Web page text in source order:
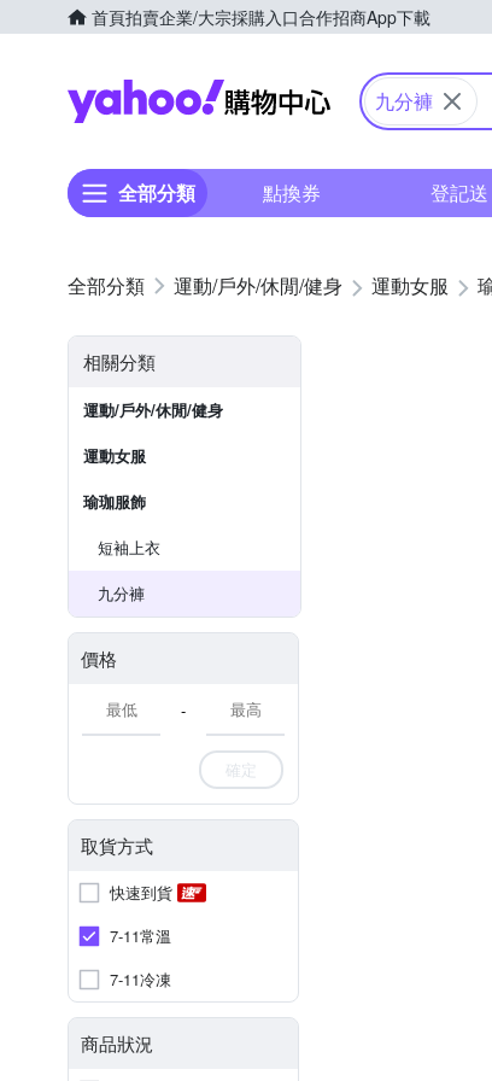
首頁拍賣企業/大宗採購入口合作招商App下載
Yahoo購物中心
九分褲
全部分類 點換券 登記送
運動/戶外/休閒/健身 運動女服
相關分類
運動/戶外/休閒/健身
運動女服
瑜珈服飾
短袖上衣
九分褲
價格
-
確定
取貨方式
快速到貨
7-11常溫
7-11冷凍
商品狀況